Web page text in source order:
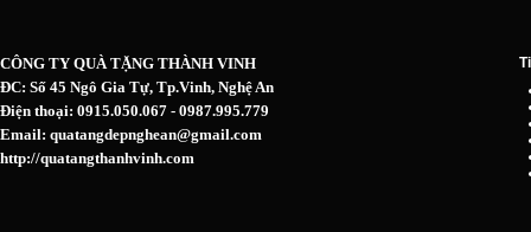
CÔNG TY QUÀ TẶNG THÀNH VINH
ĐC: Số 45 Ngô Gia Tự, Tp.Vinh, Nghệ An
Điện thoại: 0915.050.067 - 0987.995.779
Email: quatangdepnghean@gmail.com
http://quatangthanhvinh.com